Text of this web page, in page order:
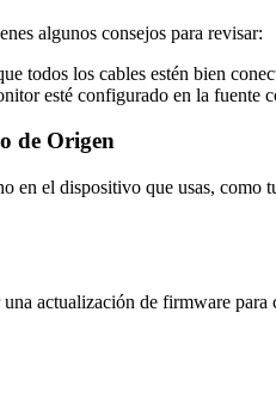
algunos consejos para revisar:
todos los cables estén bien
esté configurado en la
de Origen
en el dispositivo que usas,
actualización de firmware